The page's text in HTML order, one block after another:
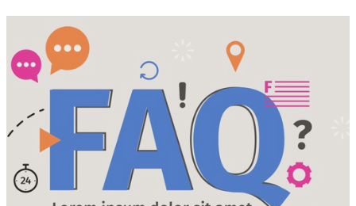
Često postavljana pitanja